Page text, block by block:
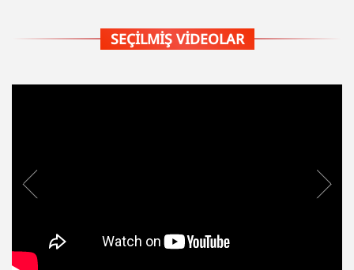
SEÇILMIŞ VIDEOLAR